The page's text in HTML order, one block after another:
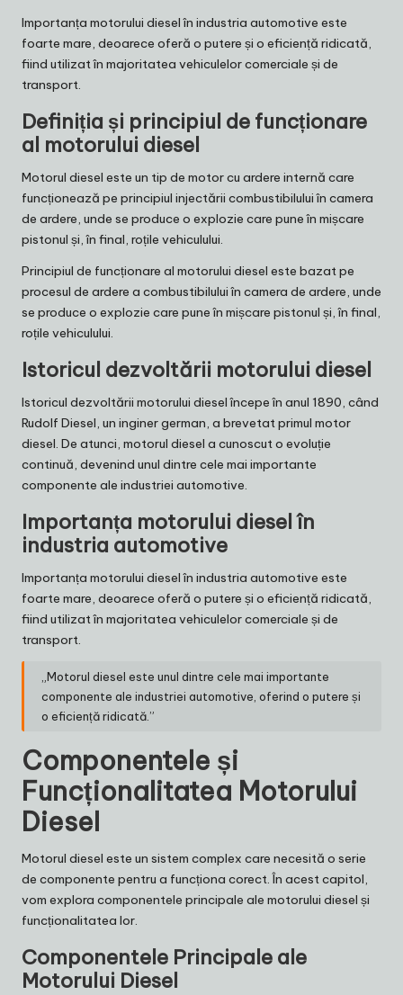
Importanța motorului diesel în industria automotive este
foarte mare, deoarece oferă o putere și o eficiență ridicată,
fiind utilizat în majoritatea vehiculelor comerciale și de
transport.
Definiția și principiul de funcționare
al motorului diesel
Motorul diesel este un tip de motor cu ardere internă care
funcționează pe principiul injectării combustibilului în camera
de ardere, unde se produce o explozie care pune în mișcare
pistonul și, în final, roțile vehiculului.
Principiul de funcționare al motorului diesel este bazat pe
procesul de ardere a combustibilului în camera de ardere, unde
se produce o explozie care pune în mișcare pistonul și, în final,
roțile vehiculului.
Istoricul dezvoltării motorului diesel
Istoricul dezvoltării motorului diesel începe în anul 1890, când
Rudolf Diesel, un inginer german, a brevetat primul motor
diesel. De atunci, motorul diesel a cunoscut o evoluție
continuă, devenind unul dintre cele mai importante
componente ale industriei automotive.
Importanța motorului diesel în
industria automotive
Importanța motorului diesel în industria automotive este
foarte mare, deoarece oferă o putere și o eficiență ridicată,
fiind utilizat în majoritatea vehiculelor comerciale și de
transport.
„Motorul diesel este unul dintre cele mai importante
componente ale industriei automotive, oferind o putere și
o eficiență ridicată.”
Componentele și
Funcționalitatea Motorului
Diesel
Motorul diesel este un sistem complex care necesită o serie
de componente pentru a funcționa corect. În acest capitol,
vom explora componentele principale ale motorului diesel și
funcționalitatea lor.
Componentele Principale ale
Motorului Diesel